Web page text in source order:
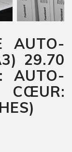
AUTO-
29.70
AUTO-
CŒUR: